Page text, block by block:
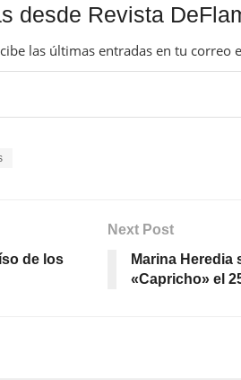
desde Revista
las últimas entradas en tu correo
de los
Next Post
Marina Heredia
«Capricho» el